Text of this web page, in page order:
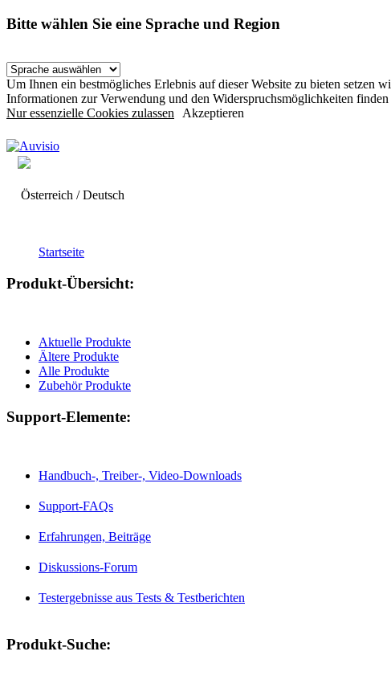
Bitte wählen Sie eine Sprache und Region
Um Ihnen ein bestmögliches Erlebnis auf dieser Website zu bieten
Informationen zur Verwendung und den Widerspruchsmöglichkeiten
Nur essenzielle Cookies zulassen Akzeptieren
Österreich / Deutsch
Startseite
Produkt-Übersicht:
Aktuelle Produkte
Ältere Produkte
Alle Produkte
Zubehör Produkte
Support-Elemente:
Handbuch-, Treiber-, Video-Downloads
Support-FAQs
Erfahrungen, Beiträge
Diskussions-Forum
Testergebnisse aus Tests & Testberichten
Produkt-Suche: